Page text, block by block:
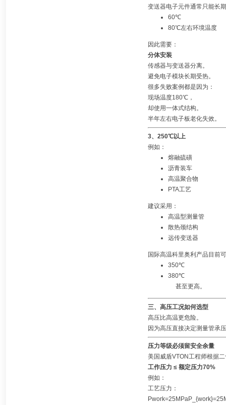
变送器电子元件通常只能长
60℃
80℃左右环境温度
因此需要：
分体安装
传感器与变送器分离。
避免电子模块长期受热。
很多失败案例都是因为：
现场温度180℃，
却使用一体式结构。
半年左右电子板老化失效。
3、250℃以上
例如：
熔融硫磺
沥青装车
高温聚合物
PTA工艺
建议采用：
高温型测量管
散热颈结构
远传变送器
国际高温科里奥利产品目前
350℃
380℃
甚至更高。
三、高压工况如何选型
高压比高温更危险。
因为高压直接决定测量管承
压力等级必须留安全余量
美国威盾VTON工程师根据
工作压力 ≤ 额定压力70%
例如：
工艺压力：